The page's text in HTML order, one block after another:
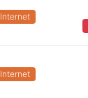
Internet
Internet